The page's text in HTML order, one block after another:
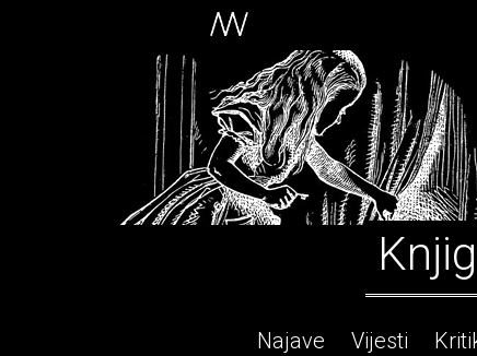
Najave Vijesti